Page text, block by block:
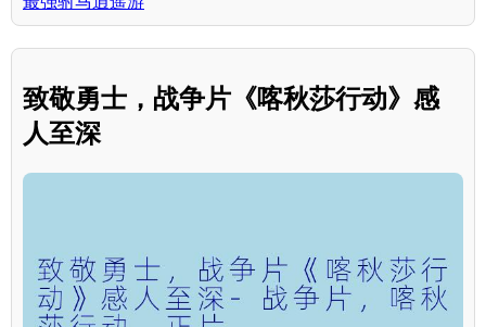
致敬勇士，战争片《喀秋莎行动》感
人至深